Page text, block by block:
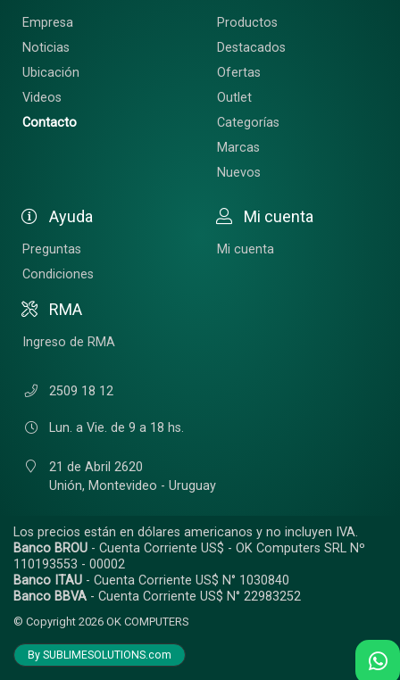
Empresa
Noticias
Ubicación
Videos
Contacto
Productos
Destacados
Ofertas
Outlet
Categorías
Marcas
Nuevos
Ayuda
Preguntas
Condiciones
RMA
Ingreso de RMA
Mi cuenta
Mi cuenta
2509 18 12
Lun. a Vie. de 9 a 18 hs.
21 de Abril 2620
Unión, Montevideo - Uruguay
Los precios están en dólares americanos y no incluyen IVA.
Banco BROU - Cuenta Corriente US$ - OK Computers SRL Nº
110193553 - 00002
Banco ITAU - Cuenta Corriente US$ N° 1030840
Banco BBVA - Cuenta Corriente US$ N° 22983252
© Copyright 2026 OK COMPUTERS
By SUBLIMESOLUTIONS.com